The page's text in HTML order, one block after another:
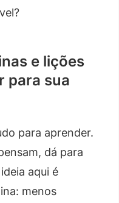
e lições
para sua
para aprender.
dá para
aqui é
menos